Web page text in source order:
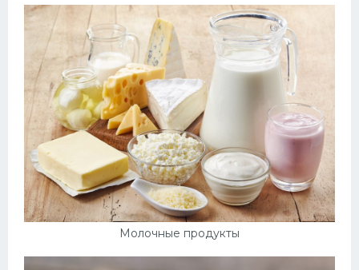
Молочные продукты